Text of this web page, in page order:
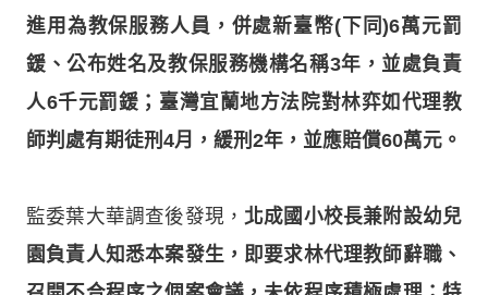
進用為教保服務人員，併處新臺幣(下同)6萬元罰
鍰、公布姓名及教保服務機構名稱3年，並處負責
人6千元罰鍰；臺灣宜蘭地方法院對林弈如代理教
師判處有期徒刑4月，緩刑2年，並應賠償60萬元。
監委葉大華調查後發現， 北成國小校長兼附設幼兒
園負責人知悉本案發生，即要求林代理教師辭職、